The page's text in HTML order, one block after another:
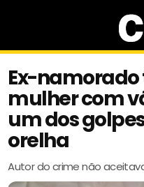
Ex-
mulher com
um dos
orelha
Autor do crime não